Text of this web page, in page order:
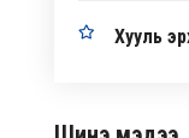
Хууль